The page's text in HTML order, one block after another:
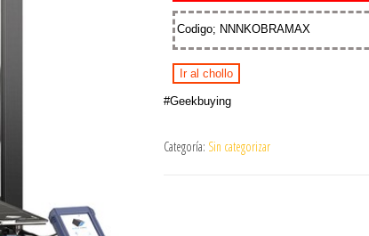
Codigo; NNNKOBRAMAX
Ir al chollo
#Geekbuying
Categoría: Sin categorizar